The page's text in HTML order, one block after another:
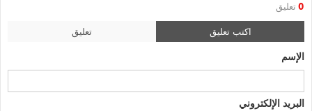
0 تعليق
اكتب تعليق تعليق
الإسم
البريد الإلكتروني